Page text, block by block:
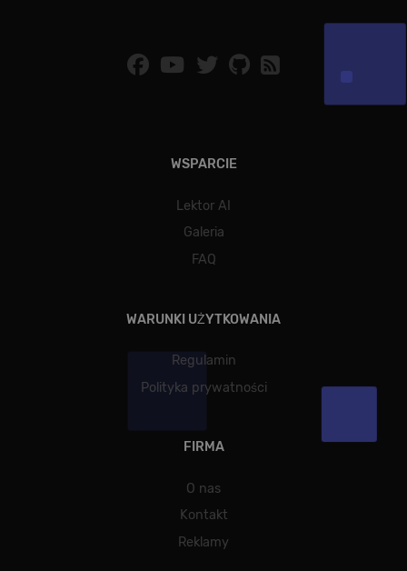
WSPARCIE
Lektor AI
Galeria
FAQ
WARUNKI UŻYTKOWANIA
Regulamin
Polityka prywatności
FIRMA
O nas
Kontakt
Reklamy